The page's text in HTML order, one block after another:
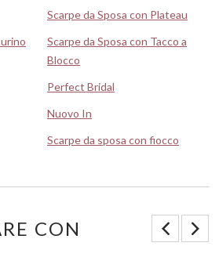
Scarpe da Sposa con Plateau
Scarpe da Sposa con Tacco a
Blocco
Perfect Bridal
Nuovo In
Scarpe da sposa con fiocco
CON